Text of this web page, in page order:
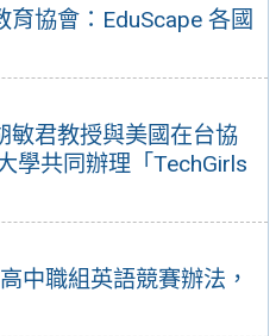
協會：EduScape 各國
敏君教授與美國在台協
學共同辦理「TechGirls
中職組英語競賽辦法，